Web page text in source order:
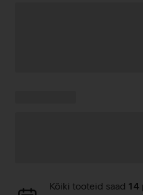
AndmeteKõiki tooteid saad 14